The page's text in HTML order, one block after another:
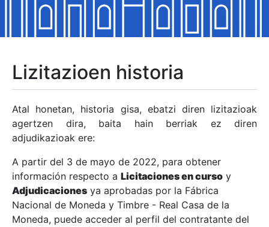
Erakutsi/Ezkutatu
Erakutsi/Ezkutatu
Erakutsi/Ezkutatu
Erakutsi/Ezkutatu
Erakutsi/Ezkutatu
Erakutsi/Ezkutatu
Lizitazioen historia
Atal honetan, historia gisa, ebatzi diren lizitazioak
agertzen dira, baita hain berriak ez diren
adjudikazioak ere:
A partir del 3 de mayo de 2022, para obtener
información respecto a Licitaciones en curso y
Adjudicaciones ya aprobadas por la Fábrica
Nacional de Moneda y Timbre - Real Casa de la
Moneda, puede acceder al perfil del contratante del